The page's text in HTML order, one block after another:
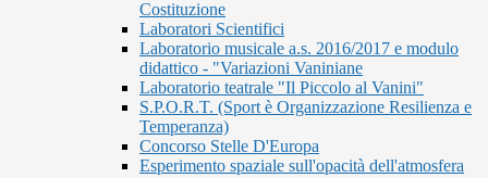
Costituzione
Laboratori Scientifici
Laboratorio musicale a.s. 2016/2017 e modulo
didattico - "Variazioni Vaniniane
Laboratorio teatrale "Il Piccolo al Vanini"
S.P.O.R.T. (Sport è Organizzazione Resilienza e
Temperanza)
Concorso Stelle D'Europa
Esperimento spaziale sull'opacità dell'atmosfera